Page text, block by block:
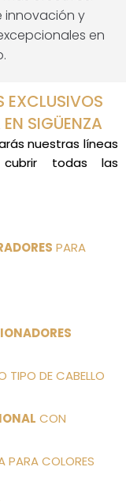
innovación y
en
EXCLUSIVOS
SIGÜENZA
nuestras líneas
todas las
PARA
TIPO DE CABELLO
CON
PARA COLORES